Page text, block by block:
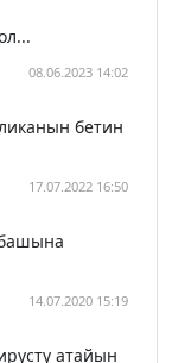
08.06.2023 14:02
бетин
17.07.2022 16:50
14.07.2020 15:19
атайын